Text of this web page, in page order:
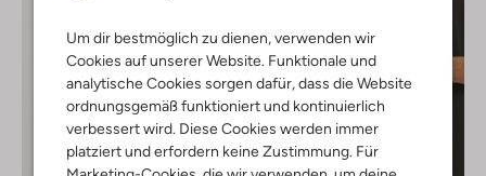
Um dir bestmöglich zu dienen, verwenden wir
Cookies auf unserer Website. Funktionale und
analytische Cookies sorgen dafür, dass die Website
ordnungsgemäß funktioniert und kontinuierlich
verbessert wird. Diese Cookies werden immer
platziert und erfordern keine Zustimmung. Für